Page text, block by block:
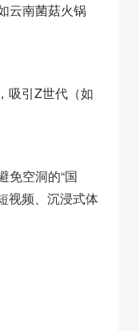
云南菌菇火锅
吸引Z世代（如
免空洞的“国
视频、沉浸式体